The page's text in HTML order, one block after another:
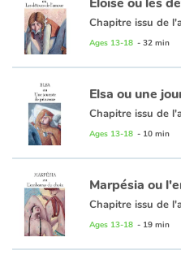
CHAPITRE 2
Ages 13-18 - 32 min
Elsa ou une
Ages 13-18 - 10 min
Marpésia ou
Ages 13-18 - 19 min